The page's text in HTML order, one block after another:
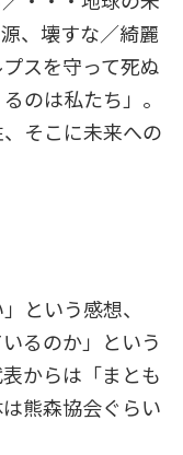
、壊すな／綺麗
スを守って死ぬ
のは私たち」。
そこに未来への
という感想、
るのか」という
からは「まとも
熊森協会ぐらい